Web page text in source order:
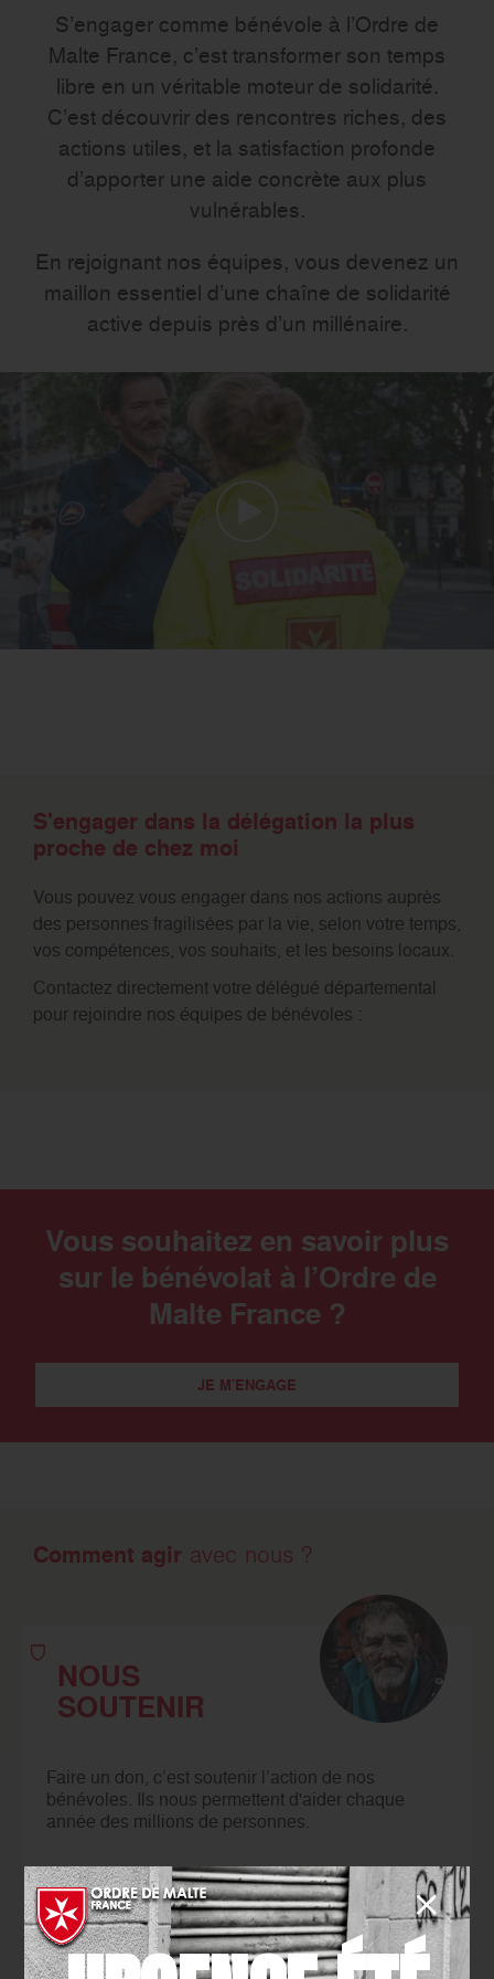
S’engager comme bénévole à l’Ordre de
Malte France, c’est transformer son temps
libre en un véritable moteur de solidarité.
C’est découvrir des rencontres riches, des
actions utiles, et la satisfaction profonde
d’apporter une aide concrète aux plus
vulnérables.
En rejoignant nos équipes, vous devenez un
maillon essentiel d’une chaîne de solidarité
active depuis près d’un millénaire.
S'engager dans la délégation la plus
proche de chez moi
Vous pouvez vous engager dans nos actions auprès
des personnes fragilisées par la vie, selon votre temps,
vos compétences, vos souhaits, et les besoins locaux.
Contactez directement votre délégué départemental
pour rejoindre nos équipes de bénévoles :
Vous souhaitez en savoir plus
sur le bénévolat à l’Ordre de
Malte France ?
JE M'ENGAGE
Comment agir avec nous ?
NOUS
SOUTENIR
Faire un don, c’est soutenir l’action de nos
bénévoles. Ils nous permettent d'aider chaque
année des millions de personnes.
JE FAIS UN DON